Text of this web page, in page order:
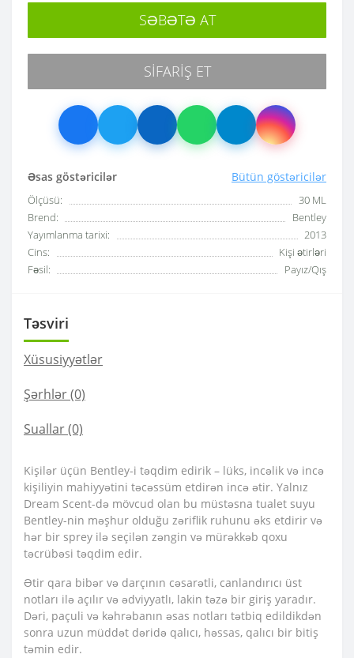
Əsas göstəricilər Bütün göstəricilər
Ölçüsü:
30 ML
Brend:
Bentley
Yayımlanma tarixi:
2013
Cins:
Kişi ətirləri
Fəsil:
Payız/Qış
SƏBƏTƏ AT
SIFARIŞ ET
Təsviri
Xüsusiyyətlər
Şərhlər (0)
Suallar(0)
Kişilər üçün Bentley-i təqdim edirik – lüks, incəlik və incə
kişiliyin mahiyyətini təcəssüm etdirən incə ətir. Yalnız
Dream Scent-də mövcud olan bu müstəsna tualet suyu
Bentley-nin məşhur olduğu zəriflik ruhunu əks etdirir və
hər bir sprey ilə seçilən zəngin və mürəkkəb qoxu
təcrübəsi təqdim edir.
Ətir qara bibər və darçının cəsarətli, canlandırıcı üst
notları ilə açılır və ədviyyatlı, lakin təzə bir giriş yaradır.
Dəri, paçuli və kəhrəbanın əsas notları tətbiq edildikdən
sonra uzun müddət dəridə qalıcı, həssas, qalıcı bir bitiş
təmin edir.